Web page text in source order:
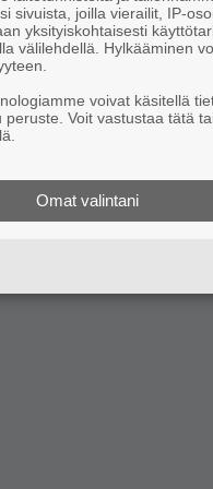
ja
Mikael
yhtyeen kitaristin
kuulostaa
profiloitunut
Pommisuoja-
äänimaisemia,
sivuista, joilla vierailit, IP-
yksityiskohtaisesti
välilehdellä. Hylkääminen
voivat käsitellä
peruste. Voit vastustaa tätä
Omat valintani